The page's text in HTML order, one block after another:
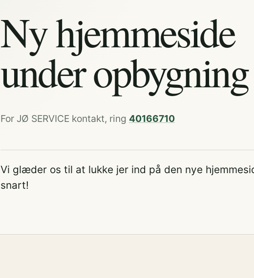
Ny hjemmeside
under opbygning
For JØ SERVICE kontakt, ring 40166710
Vi glæder os til at lukke jer ind på den nye
snart!